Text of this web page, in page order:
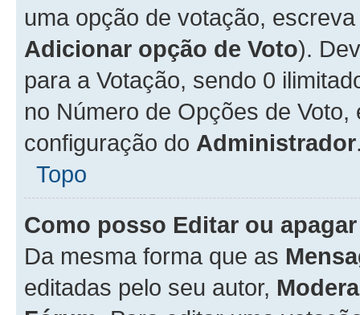
uma opção de votação,
Adicionar opção de Voto).
para a Votação, sendo 0
no Número de Opções de
configuração do Administrador
Topo
Como posso Editar ou
Da mesma forma que as
editadas pelo seu autor,